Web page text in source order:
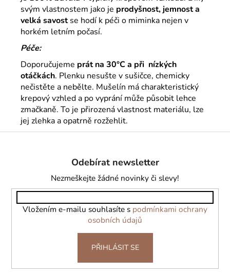
svým vlastnostem jako je prodyšnost, jemnost a
velká savostse hodí k péči o miminka nejen v
horkém letním počasí.
Péče:
Doporučujeme prát na 30°C a při nízkých
otáčkách. Plenku nesušte v sušičce, chemicky
nečistěte a nebělte. Mušelín má charakteristický
krepový vzhled a po vyprání může působit lehce
zmačkaně. To je přirozená vlastnost materiálu, lze
jej zlehka a opatrně rozžehlit.
Odebírat newsletter
Nezmeškejte žádné novinky či slevy!
Vložením e-mailu souhlasíte s podmínkami ochrany
osobních údajů
PŘIHLÁSIT SE